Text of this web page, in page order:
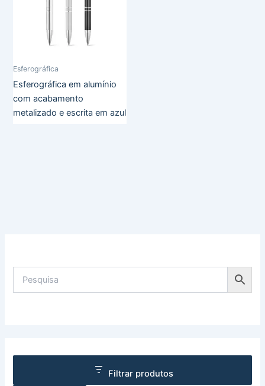
Filtrar produtos
Esferográfica
Esferográfica em alumínio
com acabamento
metalizado e escrita em azul